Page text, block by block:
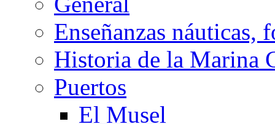
Enseñanzas náuticas,
Historia de la Marina
Puertos
El Musel